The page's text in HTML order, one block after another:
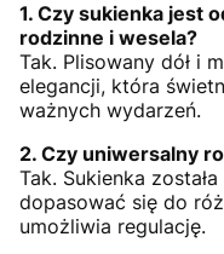
1. Czy sukienka jest
rodzinne i wesela?
Tak. Plisowany dół i
elegancji, która
ważnych wydarzeń.
2. Czy uniwersalny
Tak. Sukienka
dopasować się do
umożliwia regulację.